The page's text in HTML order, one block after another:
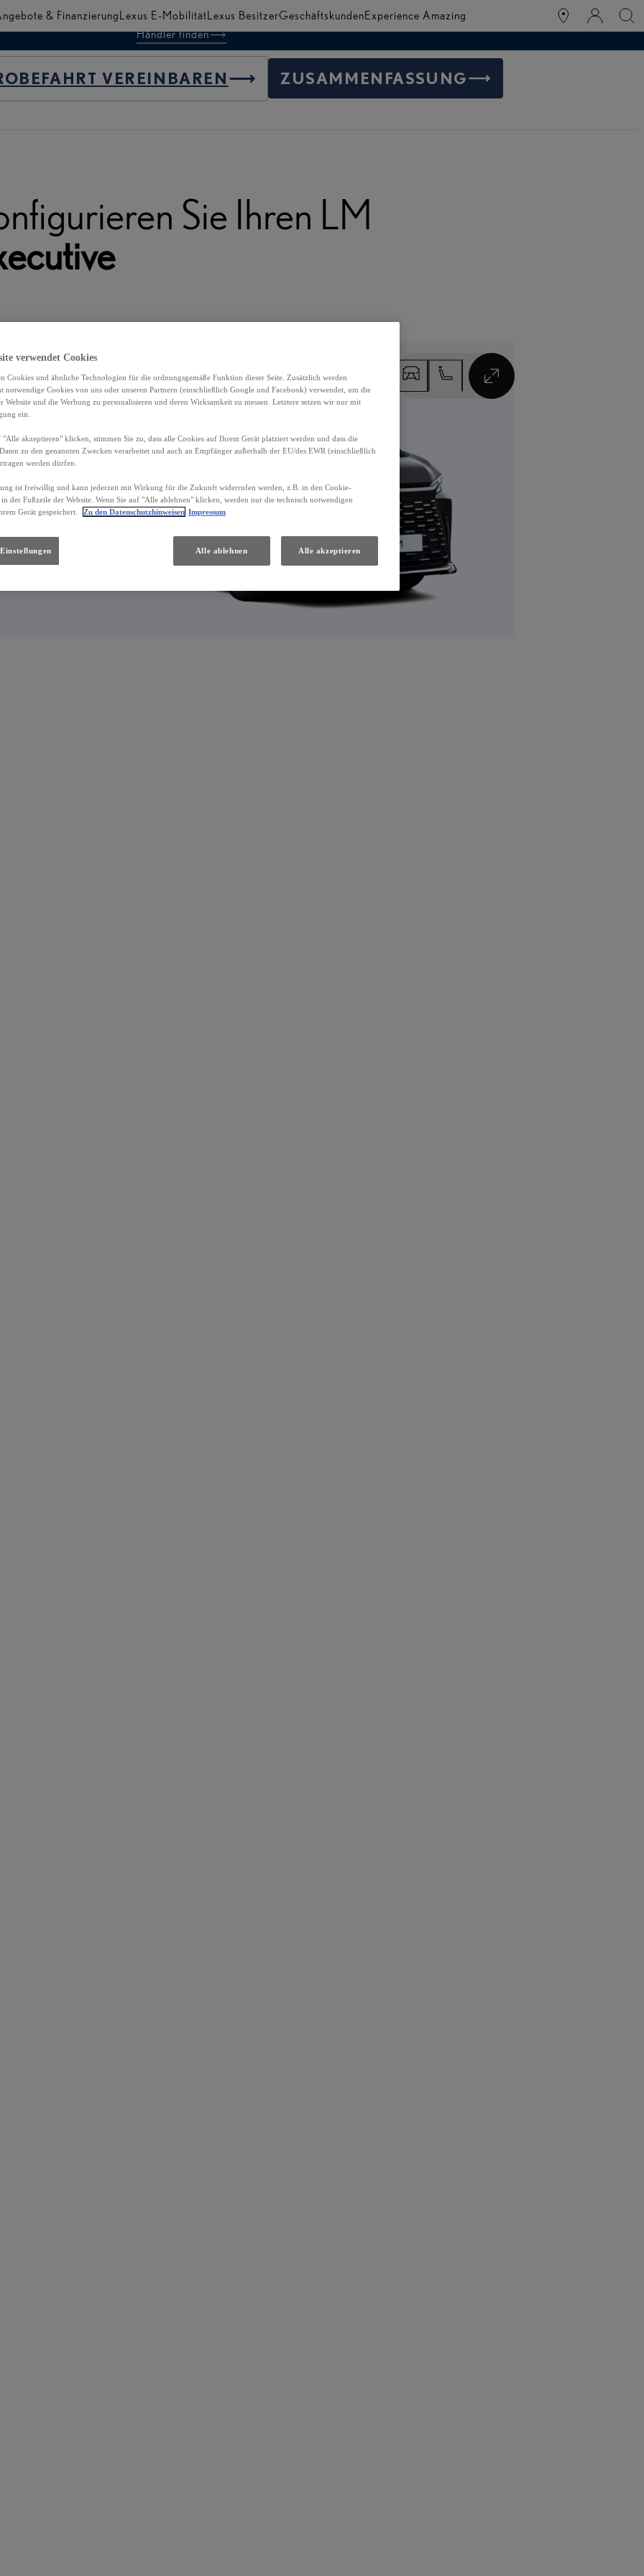
Händler finden
& FinanzierungLexus E-MobilitätLexus BesitzerGeschäftskundenExperience Amazing
und HighlightsVEREINBAREN ZUSAMMENFASSUNG
Sie Ihren LM
verwendet Cookies
Cookies und ähnliche Technologien für die ordnungsgemäße Funktion dieser Seite. Zusätzlich werden
notwendige Cookies von uns oder unseren Partnern (einschließlich Google und Facebook) verwendet, um die
Website und die Werbung zu personalisieren und deren Wirksamkeit zu messen. Letztere setzen wir nur mit
ein.
"Alle akzeptieren" klicken, stimmen Sie zu, dass alle Cookies auf Ihrem Gerät platziert werden und dass die
zu den genannten Zwecken verarbeitet und auch an Empfänger außerhalb der EU/des EWR (einschließlich
werden dürfen.
ist freiwillig und kann jederzeit mit Wirkung für die Zukunft widerrufen werden, z.B. in den Cookie-
der Fußzeile der Website. Wenn Sie auf "Alle ablehnen" klicken, werden nur die technisch notwendigen
Gerät gespeichert.
Zu den Datenschutzhinweisen Impressum
Alle ablehnen Alle akzeptieren